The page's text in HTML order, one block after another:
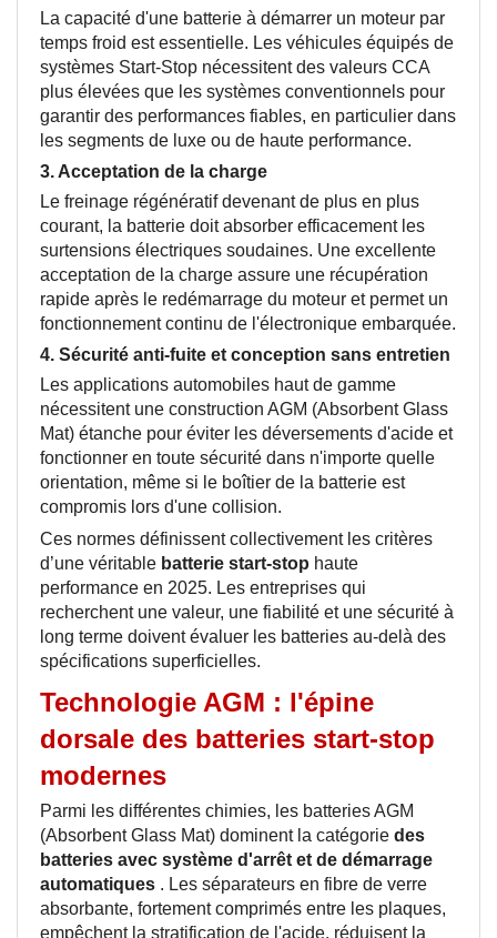
La capacité d'une batterie à démarrer un moteur par
temps froid est essentielle. Les véhicules équipés de
systèmes Start-Stop nécessitent des valeurs CCA
plus élevées que les systèmes conventionnels pour
garantir des performances fiables, en particulier dans
les segments de luxe ou de haute performance.
3.Acceptation de la charge
Le freinage régénératif devenant de plus en plus
courant, la batterie doit absorber efficacement les
surtensions électriques soudaines. Une excellente
acceptation de la charge assure une récupération
rapide après le redémarrage du moteur et permet un
fonctionnement continu de l'électronique embarquée.
4. Sécurité anti-fuite et conception sans entretien
Les applications automobiles haut de gamme
nécessitent une construction AGM (Absorbent Glass
Mat) étanche pour éviter les déversements d'acide et
fonctionner en toute sécurité dans n'importe quelle
orientation, même si le boîtier de la batterie est
compromis lors d'une collision.
Ces normes définissent collectivement les critères
d’une véritable batterie start-stop haute
performance en 2025. Les entreprises qui
recherchent une valeur, une fiabilité et une sécurité à
long terme doivent évaluer les batteries au-delà des
spécifications superficielles.
Technologie AGM : l'épine
dorsale des batteries start-stop
modernes
Parmi les différentes chimies, les batteries AGM
(Absorbent Glass Mat) dominent la catégorie des
batteries avec système d'arrêt et de démarrage
automatiques . Les séparateurs en fibre de verre
absorbante, fortement comprimés entre les plaques,
empêchent la stratification de l'acide, réduisent la